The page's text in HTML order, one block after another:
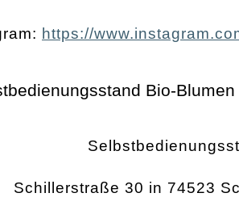
https://
Schillerstraße 30 in 74523